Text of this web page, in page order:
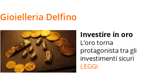
ESPERTI
CONTATTI
Gioielleria Delfino
Investire in oro
L’oro torna
protagonista tra gli
investimenti sicuri
LEGGI